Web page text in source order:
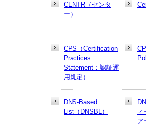
CENTR（センタ
ー）
CPS（Certification
Practices
Statement：認証運
用規定）
DNS-Based
List（DNSBL）
ィ
ア